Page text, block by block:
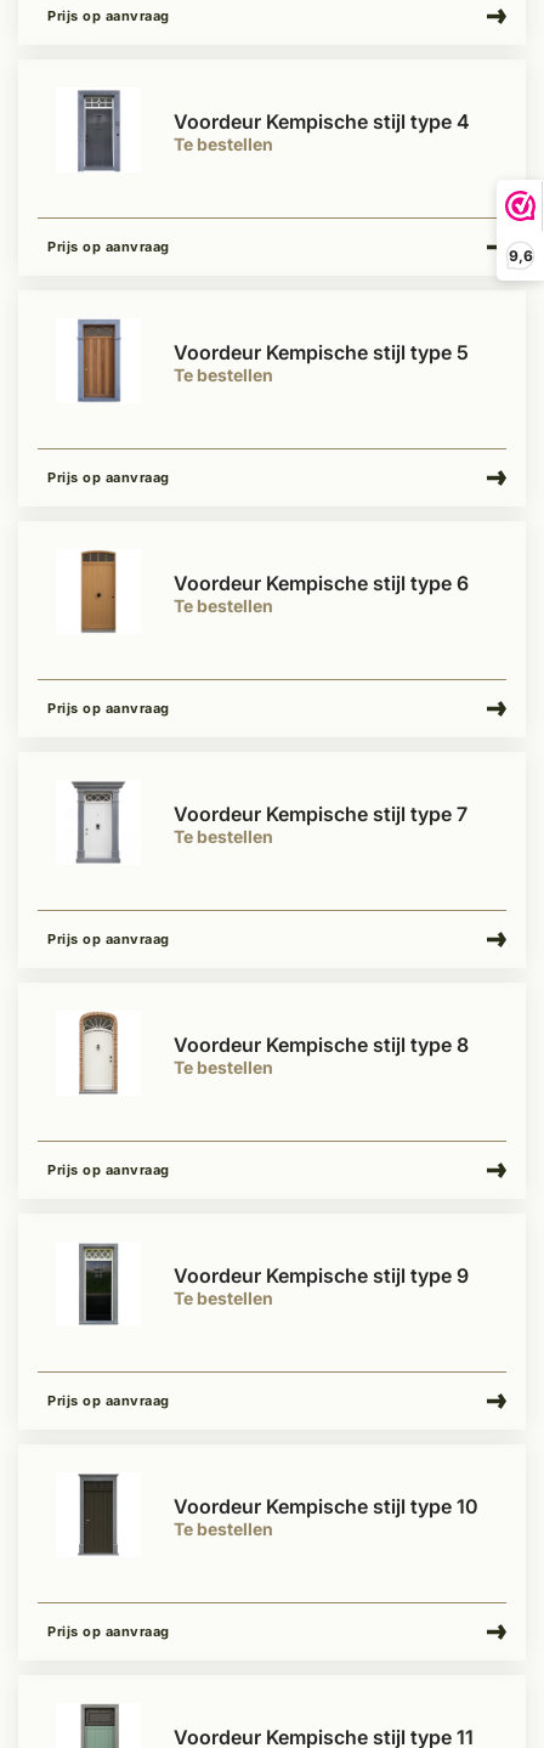
9,6
Prijs op aanvraag
Te bestellen
Voordeur Kempische stijl type 4
Prijs op aanvraag
Te bestellen
Voordeur Kempische stijl type 5
Prijs op aanvraag
Te bestellen
Voordeur Kempische stijl type 6
Prijs op aanvraag
Te bestellen
Voordeur Kempische stijl type 7
Prijs op aanvraag
Te bestellen
Voordeur Kempische stijl type 8
Prijs op aanvraag
Te bestellen
Voordeur Kempische stijl type 9
Prijs op aanvraag
Te bestellen
Voordeur Kempische stijl type 10
Prijs op aanvraag
Voordeur Kempische stijl type 11